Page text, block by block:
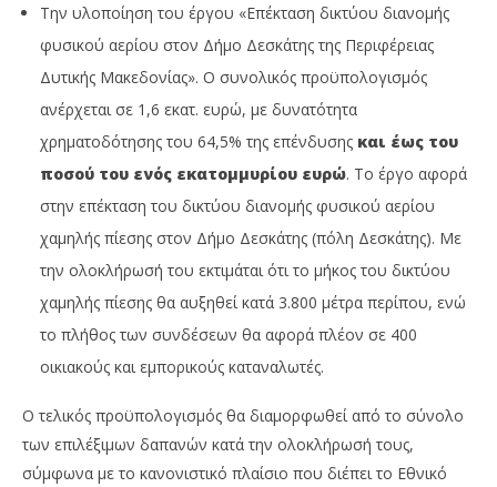
Την υλοποίηση του έργου «Επέκταση δικτύου διανομής
φυσικού αερίου στον Δήμο Δεσκάτης της Περιφέρειας
Δυτικής Μακεδονίας». Ο συνολικός προϋπολογισμός
ανέρχεται σε 1,6 εκατ. ευρώ, με δυνατότητα
χρηματοδότησης του 64,5% της επένδυσης και έως του
ποσού του ενός εκατομμυρίου ευρώ. Το έργο αφορά
στην επέκταση του δικτύου διανομής φυσικού αερίου
χαμηλής πίεσης στον Δήμο Δεσκάτης (πόλη Δεσκάτης). Με
την ολοκλήρωσή του εκτιμάται ότι το μήκος του δικτύου
χαμηλής πίεσης θα αυξηθεί κατά 3.800 μέτρα περίπου, ενώ
το πλήθος των συνδέσεων θα αφορά πλέον σε 400
οικιακούς και εμπορικούς καταναλωτές.
Ο τελικός προϋπολογισμός θα διαμορφωθεί από το σύνολο
των επιλέξιμων δαπανών κατά την ολοκλήρωσή τους,
σύμφωνα με το κανονιστικό πλαίσιο που διέπει το Εθνικό